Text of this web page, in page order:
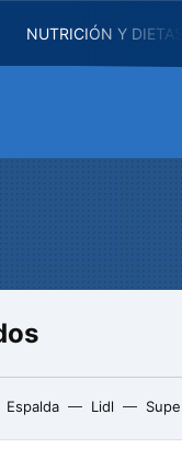
NUTRICIÓN Y
Espalda Lidl